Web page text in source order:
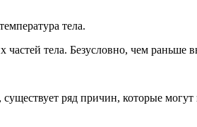
тела.
тела. Безусловно, чем
существует ряд причин, которые